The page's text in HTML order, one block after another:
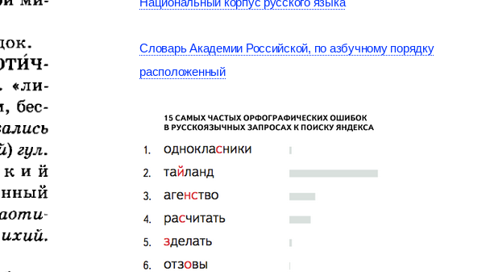
Словарь Академии Российской, по азбучному порядку
расположенный